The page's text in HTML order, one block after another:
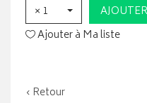
× 1
Ajouter à Ma liste
‹ Retour